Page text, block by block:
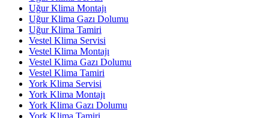
Uğur Klima Montajı
Uğur Klima Gazı Dolumu
Uğur Klima Tamiri
Vestel Klima Servisi
Vestel Klima Montajı
Vestel Klima Gazı Dolumu
Vestel Klima Tamiri
York Klima Servisi
York Klima Montajı
York Klima Gazı Dolumu